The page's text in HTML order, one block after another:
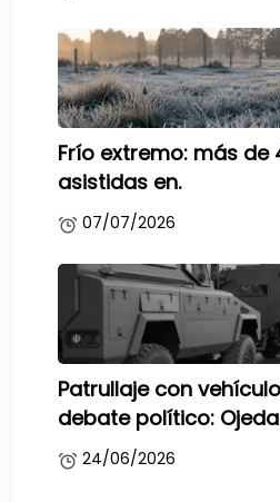
Frío extremo: más de
asistidas en.
07/07/2026
Patrullaje con
debate político:
24/06/2026